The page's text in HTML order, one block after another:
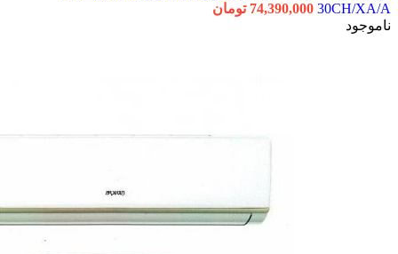
30CH/XA/A
74,390,000 تومان
ناموجود